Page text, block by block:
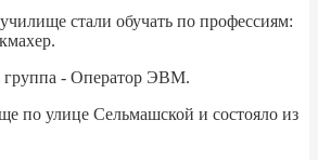
стали обучать по профессиям:
группа - Оператор ЭВМ.
по улице Сельмашской и состояло из